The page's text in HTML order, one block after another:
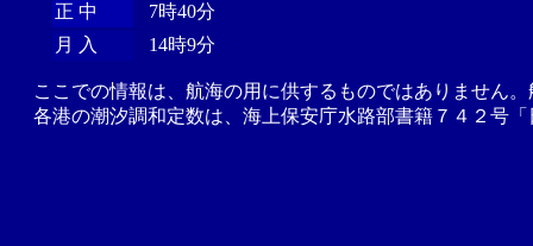
正 中
7時40分
月 入
14時9分
ここでの情報は、航海の用に供するものではありません
各港の潮汐調和定数は、海上保安庁水路部書籍７４２号